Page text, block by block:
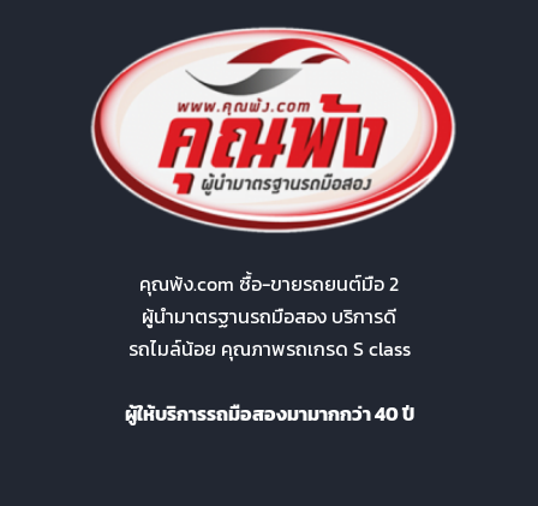
คุณพ้ง.com ซื้อ-ขายรถยนต์มือ 2
ผู้นำมาตรฐานรถมือสอง บริการดี
รถไมล์น้อย คุณภาพรถเกรด S class
ผู้ให้บริการรถมือสองมามากกว่า 40 ปี